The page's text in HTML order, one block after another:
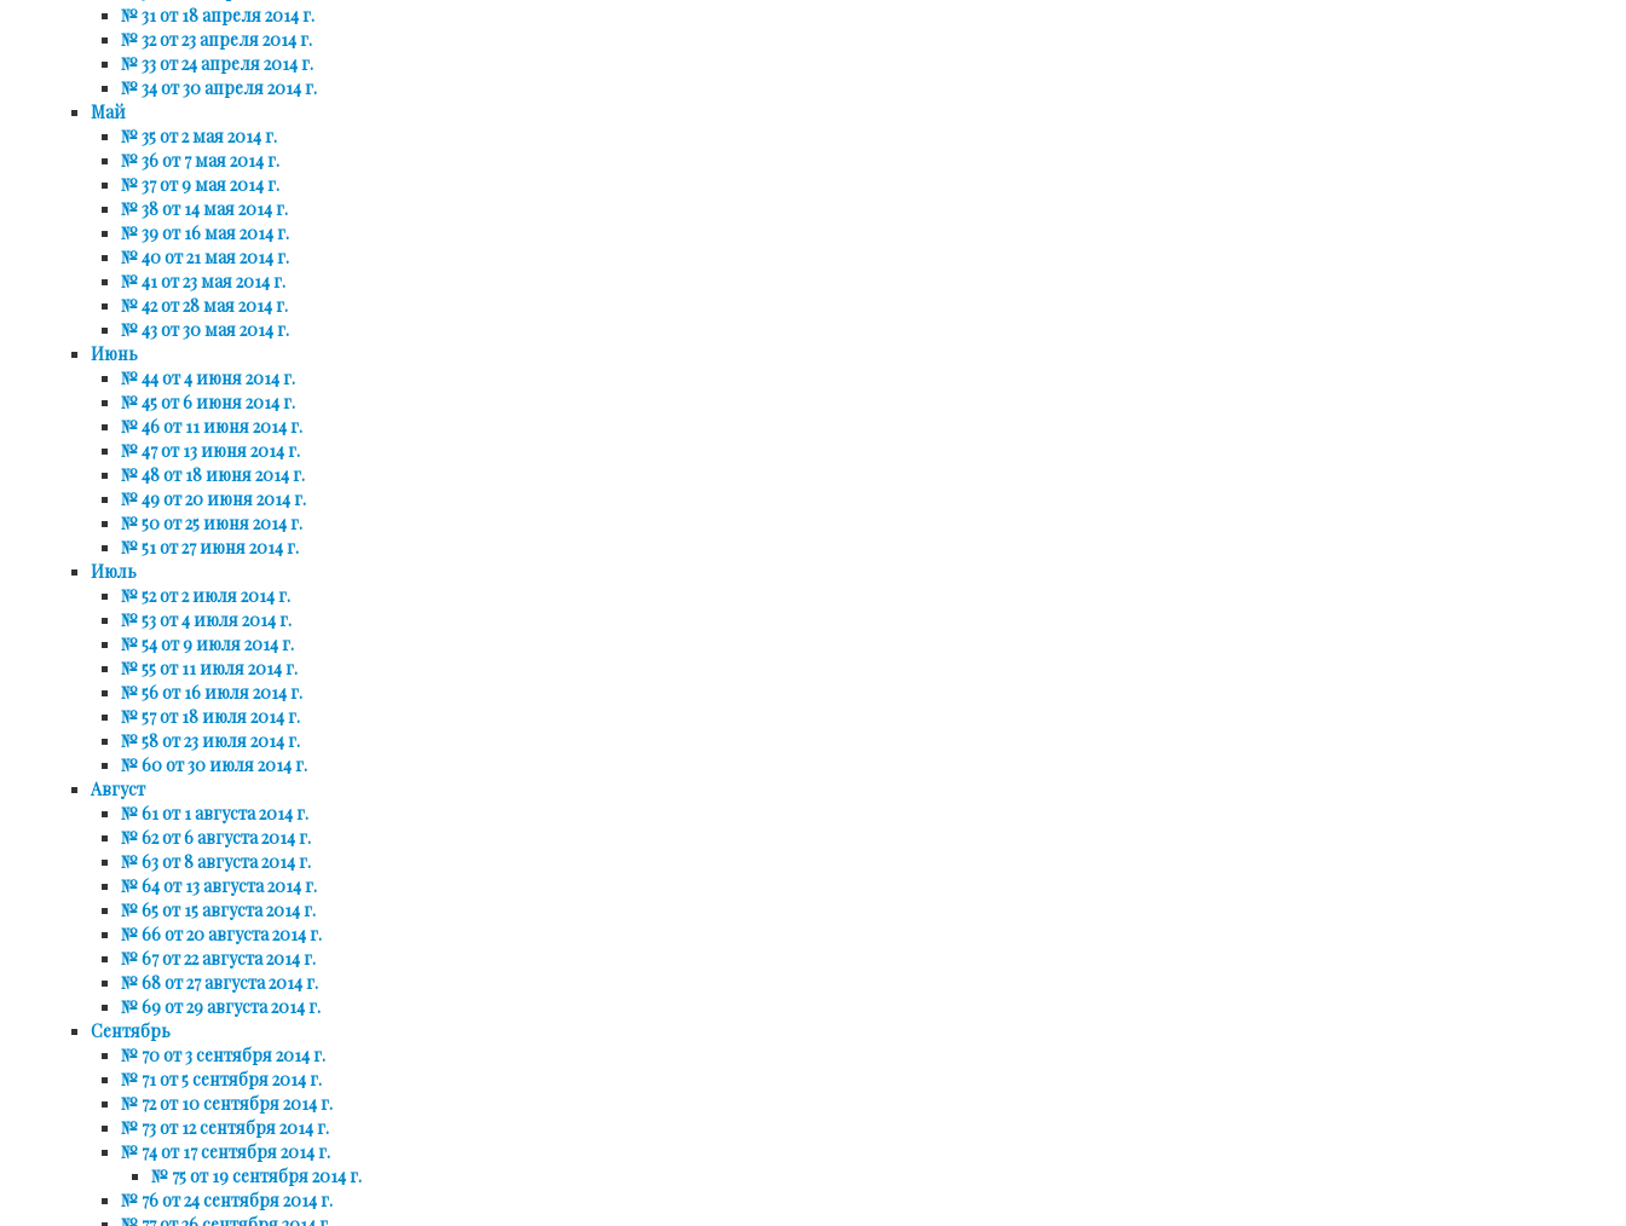
№ 31 от 18 апреля 2014 г.
№ 32 от 23 апреля 2014 г.
№ 33 от 24 апреля 2014 г.
№ 34 от 30 апреля 2014 г.
Май
№ 35 от 2 мая 2014 г.
№ 36 от 7 мая 2014 г.
№ 37 от 9 мая 2014 г.
№ 38 от 14 мая 2014 г.
№ 39 от 16 мая 2014 г.
№ 40 от 21 мая 2014 г.
№ 41 от 23 мая 2014 г.
№ 42 от 28 мая 2014 г.
№ 43 от 30 мая 2014 г.
Июнь
№ 44 от 4 июня 2014 г.
№ 45 от 6 июня 2014 г.
№ 46 от 11 июня 2014 г.
№ 47 от 13 июня 2014 г.
№ 48 от 18 июня 2014 г.
№ 49 от 20 июня 2014 г.
№ 50 от 25 июня 2014 г.
№ 51 от 27 июня 2014 г.
Июль
№ 52 от 2 июля 2014 г.
№ 53 от 4 июля 2014 г.
№ 54 от 9 июля 2014 г.
№ 55 от 11 июля 2014 г.
№ 56 от 16 июля 2014 г.
№ 57 от 18 июля 2014 г.
№ 58 от 23 июля 2014 г.
№ 60 от 30 июля 2014 г.
Август
№ 61 от 1 августа 2014 г.
№ 62 от 6 августа 2014 г.
№ 63 от 8 августа 2014 г.
№ 64 от 13 августа 2014 г.
№ 65 от 15 августа 2014 г.
№ 66 от 20 августа 2014 г.
№ 67 от 22 августа 2014 г.
№ 68 от 27 августа 2014 г.
№ 69 от 29 августа 2014 г.
Сентябрь
№ 70 от 3 сентября 2014 г.
№ 71 от 5 сентября 2014 г.
№ 72 от 10 сентября 2014 г.
№ 73 от 12 сентября 2014 г.
№ 74 от 17 сентября 2014 г.
№ 75 от 19 сентября 2014 г.
№ 76 от 24 сентября 2014 г.